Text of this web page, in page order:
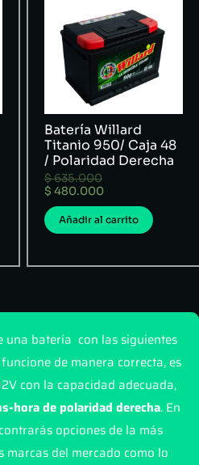
Batería Willard
Titanio 950/ Caja 48
/ Polaridad Derecha
$635.000
$ 480.000
Añadir al carrito
una batería con las siguientes
de manera correcta, es
con la capacidad adecuada,
hora de polaridad derecha. En
opciones de la más
del mercado como lo